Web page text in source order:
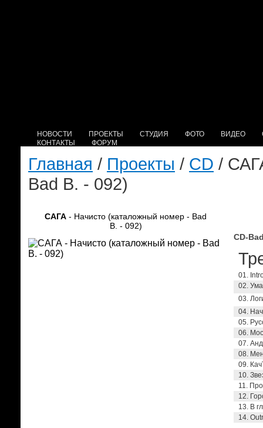
НОВОСТИ ПРОЕКТЫ СТУДИЯ ФОТО ВИДЕО
КОНТАКТЫ
ФОРУМ
Главная / Проекты / CD /
Bad B. - 092)
САГА - Начисто (каталожный номер - Bad
B. - 092)
CD-
01.
02.
03.
04.
05.
06.
07.
08.
09.
10.
11.
12.
13. В
14.